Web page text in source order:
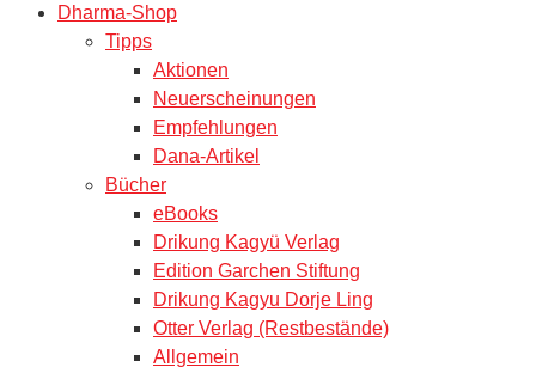
Dharma-Shop
Tipps
Aktionen
Neuerscheinungen
Empfehlungen
Dana-Artikel
Bücher
eBooks
Drikung Kagyü Verlag
Edition Garchen Stiftung
Drikung Kagyu Dorje Ling
Otter Verlag (Restbestände)
Allgemein